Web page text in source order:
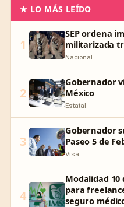
★ LO MÁS LEÍDO
1
SEP ordena
militarizada
Nacional
2
Gobernador
México
Estatal
3
Gobernador
Paseo 5 de
Visa
4
Modalidad 10
para
seguro